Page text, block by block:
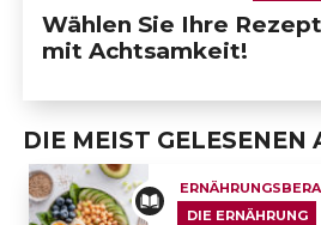
                            ERNÄHRUNGSBERATUNG UND COVID-
                            ERNÄHRUNGSBERATUNG UND
DEPRESSION
Wählen Sie Ihre
mit Achtsamkeit!
DIE MEIST GELESENEN
DIE ERNÄHRUNG